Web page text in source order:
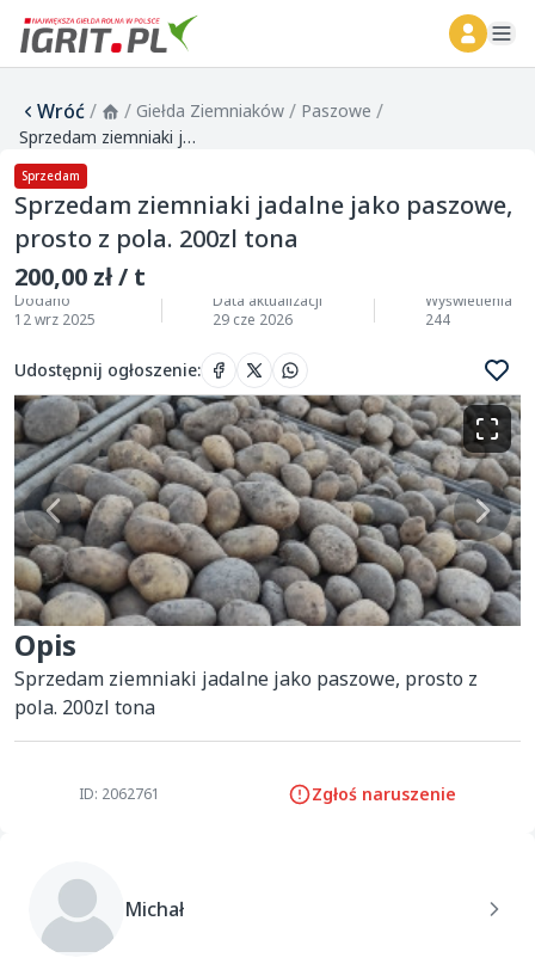
Wróć/ / Giełda Ziemniaków / Paszowe /
Sprzedam ziemniaki jadalne jako paszowe, prosto z pola. 200zl tona
Sprzedam
Sprzedam ziemniaki jadalne jako paszowe,
prosto z pola. 200zl tona
200,00 zł / t
Dodano
12 wrz 2025
Data aktualizacji
29 cze 2026
Wyświetlenia
244
Udostępnij ogłoszenie:
Opis
Sprzedam ziemniaki jadalne jako paszowe, prosto z
pola. 200zl tona
ID: 2062761 Zgłoś naruszenie
Michał